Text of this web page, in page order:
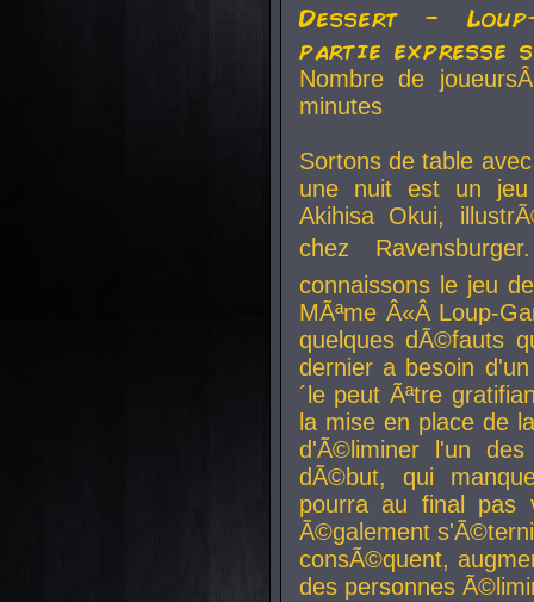
Dessert -
partie expresse
Nombre de
minutes
Sortons de table
une nuit est un
Akihisa Okui,
chez
connaissons le jeu
MÃªme Â«Â Loup-
quelques dÃ©fauts
dernier a besoin
´le peut Ãªtre
la mise en place de
d'Ã©liminer l'un
dÃ©but, qui
pourra au final pas
Ã©galement
consÃ©quent,
des personnes